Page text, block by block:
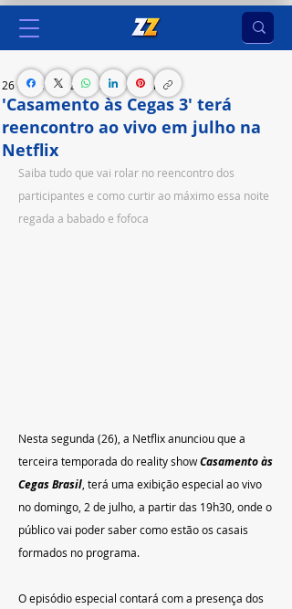
'Casamento às Cegas 3' terá
reencontro ao vivo em julho na
Netflix
26 de jun. de 2023 1 min de leitura
Saiba tudo que vai rolar no reencontro dos
participantes e como curtir ao máximo essa noite
regada a babado e fofoca
Nesta segunda (26), a Netflix anunciou que a
terceira temporada do reality show Casamento às
Cegas Brasil , terá uma exibição especial ao vivo
no domingo, 2 de julho, a partir das 19h30, onde o
público vai poder saber como estão os casais
formados no programa.
O episódio especial contará com a presença dos